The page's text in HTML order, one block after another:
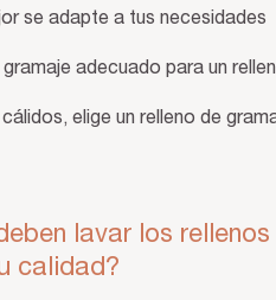
se adapte a tus necesidades
adecuado para un
elige un relleno de
lavar los
calidad?